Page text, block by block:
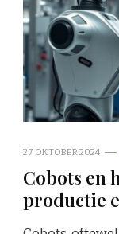
27 OKTOBER 2024
Cobots en
productie